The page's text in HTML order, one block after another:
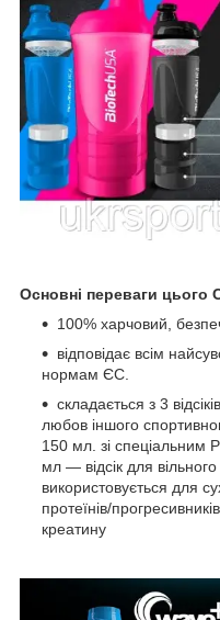
Основні переваги цього
100% харчовий,
відповідає всім
нормам ЄС.
складається з 3
любов іншого
150 мл. зі спеціальним
мл — відсік для
використовується для
протеїнів/
креатину